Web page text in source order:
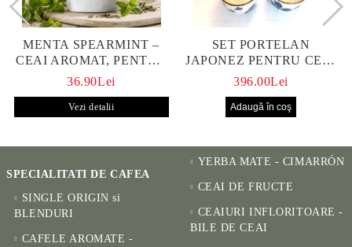
MENTA SPEARMINT –
CEAI AROMAT, PENTRU
CALM ȘI BENEFIC
36.90Lei
Vezi detalii
SET PORTELAN
JAPONEZ PENTRU CEAI
HANAKO, CEAINIC SI 4
396.00Lei
SPECIALITATI DE CAFEA
SINGLE ORIGIN si
BLENDURI
CAFELE AROMATE -
YERBA MATE - CIMARRÓN
CEAI DE FRUCTE
CEAIURI INFLORITOARE -
BILE DE CEAI